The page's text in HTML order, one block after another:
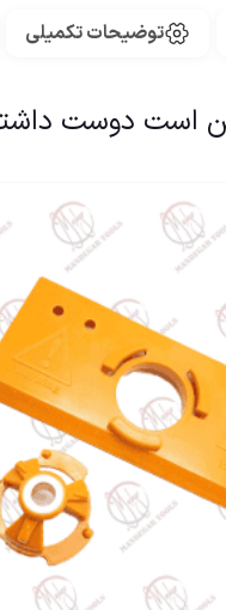
توضیحات تکمیلی
است دوست